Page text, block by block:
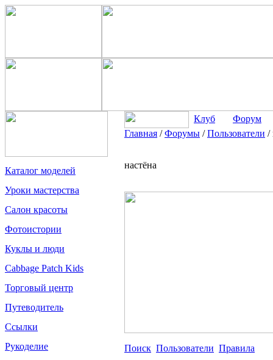
Каталог моделей
Уроки мастерства
Салон красоты
Фотоистории
Куклы и люди
Cabbage Patch Kids
Торговый центр
Путеводитель
Ссылки
Рукоделие
Клуб
Форум
Главная /Форумы /Пользователи /
настёна
Поиск Пользователи Правила